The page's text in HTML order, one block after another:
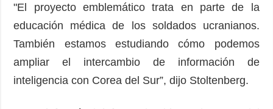
"El proyecto emblemático trata en parte de la
educación médica de los soldados ucranianos.
También estamos estudiando cómo podemos
ampliar el intercambio de información de
inteligencia con Corea del Sur”, dijo Stoltenberg.